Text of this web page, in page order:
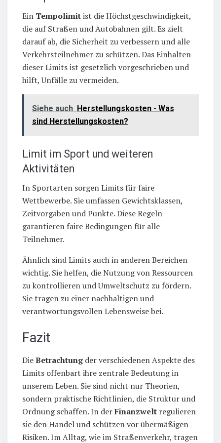
Ein Tempolimitist die Höchstgeschwindigkeit,
die auf Straßen und Autobahnen gilt. Es zielt
darauf ab, die Sicherheit zu verbessern und alle
Verkehrsteilnehmer zu schützen. Das Einhalten
dieser Limits ist gesetzlich vorgeschrieben und
hilft, Unfälle zu vermeiden.
Siehe auch Herstellungskosten - Was
sind Herstellungskosten?
Limit im Sport und weiteren
Aktivitäten
In Sportarten sorgen Limits für faire
Wettbewerbe. Sie umfassen Gewichtsklassen,
Zeitvorgaben und Punkte. Diese Regeln
garantieren faire Bedingungen für alle
Teilnehmer.
Ähnlich sind Limits auch in anderen Bereichen
wichtig. Sie helfen, die Nutzung von Ressourcen
zu kontrollieren und Umweltschutz zu fördern.
Sie tragen zu einer nachhaltigen und
verantwortungsvollen Lebensweise bei.
Fazit
DieBetrachtungder verschiedenen Aspekte des
Limits offenbart ihre zentrale Bedeutung in
unserem Leben. Sie sind nicht nur Theorien,
sondern praktische Richtlinien, die Struktur und
Ordnung schaffen. In derFinanzwelt regulieren
sie den Handel und schützen vor übermäßigen
Risiken. Im Alltag, wie im Straßenverkehr, tragen